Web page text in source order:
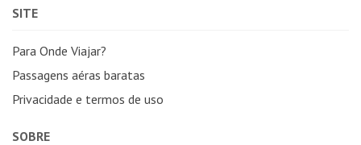
SITE
Para Onde Viajar?
Passagens aéras baratas
Privacidade e termos de uso
SOBRE